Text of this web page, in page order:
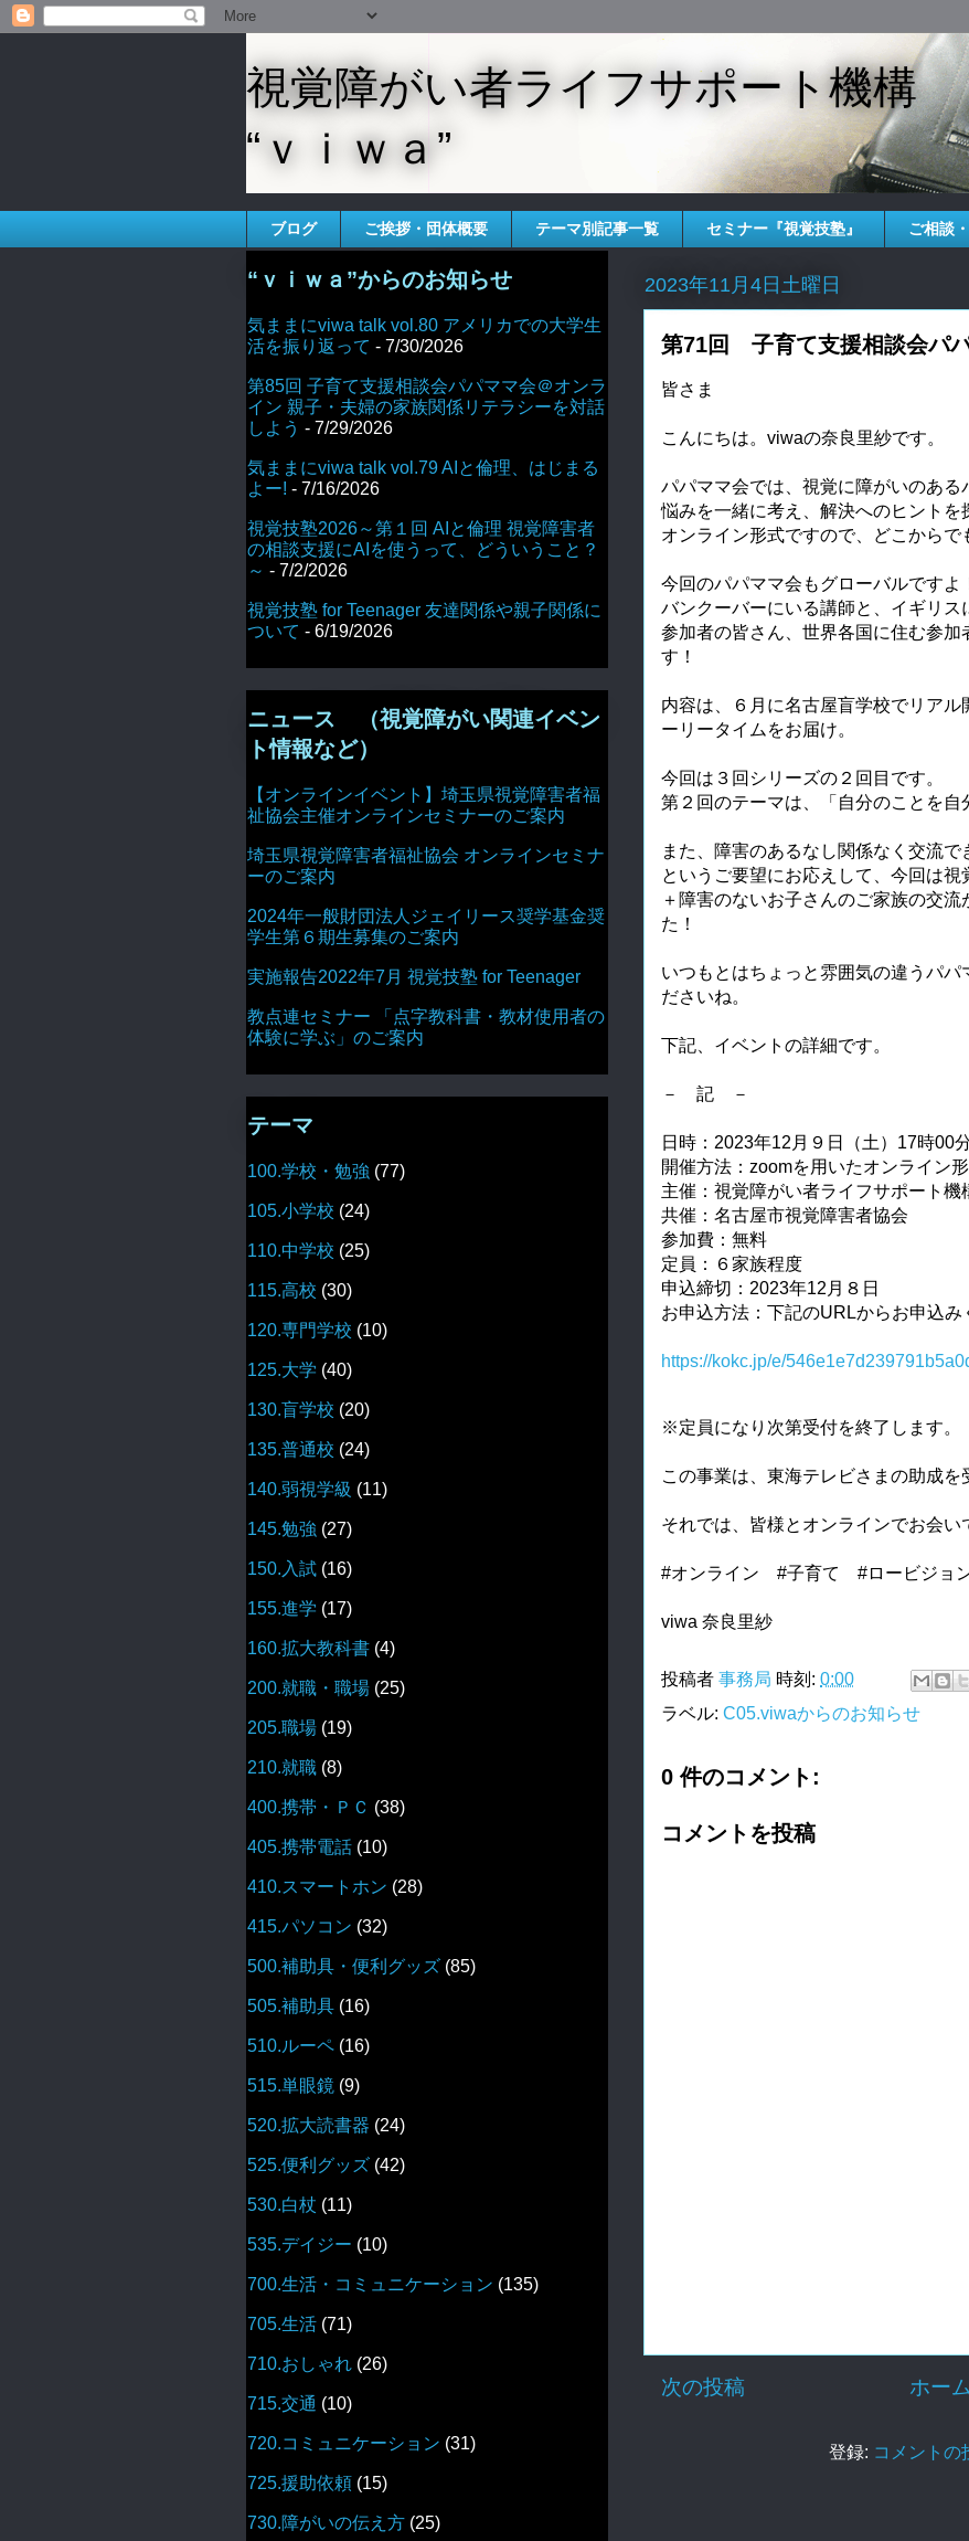
視覚障がい者ライフサポート機構
“ｖｉｗａ”
ブログ ご挨拶・団体概要 テーマ別記事一覧 セミナー『視覚技塾』 ご相談
2023年11月4日土曜日
第71回 子育て支援相談会パ
皆さま
こんにちは。viwaの奈良里紗です。
パパママ会では、視覚に障がいのある
悩みを一緒に考え、解決へのヒントを
オンライン形式ですので、どこからで
今回のパパママ会もグローバルですよ
バンクーバーにいる講師と、イギリス
参加者の皆さん、世界各国に住む参加
す！
内容は、６月に名古屋盲学校でリアル
ーリータイムをお届け。
今回は３回シリーズの２回目です。
第２回のテーマは、「自分のことを自
また、障害のあるなし関係なく交流で
というご要望にお応えして、今回は
＋障害のないお子さんのご家族の交
た！
いつもとはちょっと雰囲気の違うパパ
ださいね。
下記、イベントの詳細です。
－ 記 －
日時：2023年12月９日（土）17時00
開催方法：zoomを用いたオンライン
主催：視覚障がい者ライフサポート機
共催：名古屋市視覚障害者協会
参加費：無料
定員：６家族程度
申込締切：2023年12月８日
お申込方法：下記のURLからお申込み
https://kokc.jp/e/
※定員になり次第受付を終了します。
この事業は、東海テレビさまの助成を
それでは、皆様とオンラインでお会い
#オンライン　#子育て　#ロービジ
viwa 奈良里紗
投稿者 事務局 時刻: 0:00
ラベル: C05.viwaからのお知らせ
0 件のコメント:
コメントを投稿
次の投稿 ホーム
登録: コメントの
“ｖｉｗａ”からのお知らせ
気ままにviwa talk vol.80 アメリカでの大学生
活を振り返って - 7/30/2026
第85回 子育て支援相談会パパママ会＠オンラ
イン 親子・夫婦の家族関係リテラシーを対話
しよう - 7/29/2026
気ままにviwa talk vol.79 AIと倫理、はじまる
よー! - 7/16/2026
視覚技塾2026～第１回 AIと倫理 視覚障害者
の相談支援にAIを使うって、どういうこと？
～ - 7/2/2026
視覚技塾 for Teenager 友達関係や親子関係に
ついて - 6/19/2026
ニュース （視覚障がい関連イベン
ト情報など）
【オンラインイベント】埼玉県視覚障害者福
祉協会主催オンラインセミナーのご案内
埼玉県視覚障害者福祉協会 オンラインセミナ
ーのご案内
2024年一般財団法人ジェイリース奨学基金奨
学生第６期生募集のご案内
実施報告2022年7月 視覚技塾 for Teenager
教点連セミナー 「点字教科書・教材使用者の
体験に学ぶ」のご案内
テーマ
100.学校・勉強 (77)
105.小学校 (24)
110.中学校 (25)
115.高校 (30)
120.専門学校 (10)
125.大学 (40)
130.盲学校 (20)
135.普通校 (24)
140.弱視学級 (11)
145.勉強 (27)
150.入試 (16)
155.進学 (17)
160.拡大教科書 (4)
200.就職・職場 (25)
205.職場 (19)
210.就職 (8)
400.携帯・ＰＣ (38)
405.携帯電話 (10)
410.スマートホン (28)
415.パソコン (32)
500.補助具・便利グッズ (85)
505.補助具 (16)
510.ルーペ (16)
515.単眼鏡 (9)
520.拡大読書器 (24)
525.便利グッズ (42)
530.白杖 (11)
535.デイジー (10)
700.生活・コミュニケーション (135)
705.生活 (71)
710.おしゃれ (26)
715.交通 (10)
720.コミュニケーション (31)
725.援助依頼 (15)
730.障がいの伝え方 (25)